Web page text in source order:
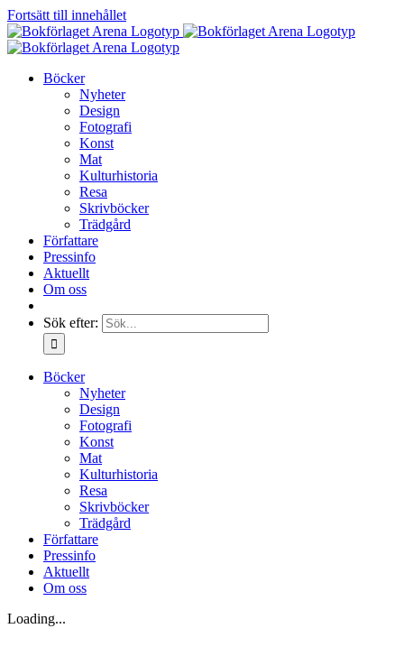
Fortsätt till innehållet
Böcker
Nyheter
Design
Fotografi
Konst
Mat
Kulturhistoria
Resa
Skrivböcker
Trädgård
Författare
Pressinfo
Aktuellt
Om oss
Sök efter:
Böcker
Nyheter
Design
Fotografi
Konst
Mat
Kulturhistoria
Resa
Skrivböcker
Trädgård
Författare
Pressinfo
Aktuellt
Om oss
Loading...